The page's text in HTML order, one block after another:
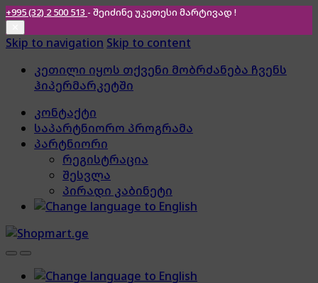
+995 (32) 2 500 513 - შეიძინე უკეთესი მარტივად !
Skip to navigation Skip to content
კეთილი იყოს თქვენი მობრძანება ჩვენს
ჰიპერმარკეტში
კონტაქტი
საპარტნიორო პროგრამა
პარტნიორი
რეგისტრაცია
შესვლა
პირადი კაბინეტი